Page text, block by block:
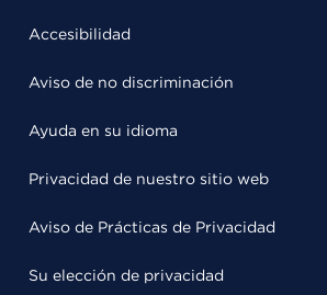
Accesibilidad
Aviso de no discriminación
Ayuda en su idioma
Privacidad de nuestro sitio web
Aviso de Prácticas de Privacidad
Su elección de privacidad